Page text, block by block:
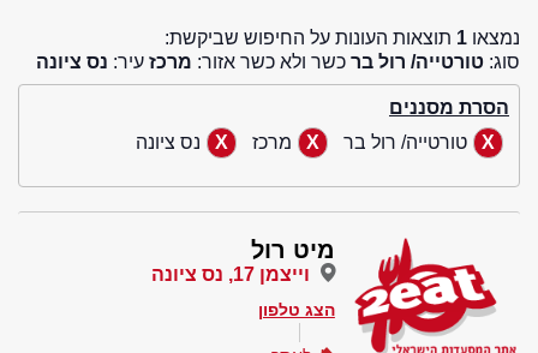
נמצאו 1 תוצאות העונות על החיפוש שביקשת:
סוג: טורטייה/ רול בר כשר ולא כשר אזור: מרכז עיר: נס ציונה
הסרת מסננים
טורטייה/ רול בר
מרכז נס ציונה
מיט רול
וייצמן 17, נס ציונה
הצג טלפון